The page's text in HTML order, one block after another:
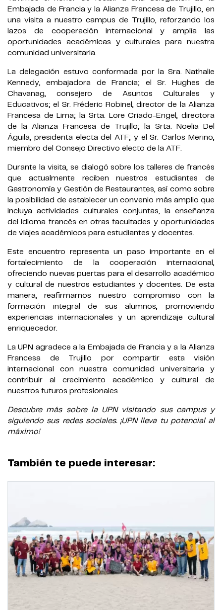
Embajada de Francia y la Alianza Francesa de Trujillo, en
una visita a nuestro campus de Trujillo, reforzando los
lazos de cooperación internacional y amplía las
oportunidades académicas y culturales para nuestra
comunidad universitaria.
La delegación estuvo conformada por la Sra. Nathalie
Kennedy, embajadora de Francia; el Sr. Hughes de
Chavanag, consejero de Asuntos Culturales y
Educativos; el Sr. Fréderic Robinel, director de la Alianza
Francesa de Lima; la Srta. Lore Criado-Engel, directora
de la Alianza Francesa de Trujillo; la Srta. Noelia Del
Águila, presidenta electa del ATF; y el Sr. Carlos Merino,
miembro del Consejo Directivo electo de la ATF.
Durante la visita, se dialogó sobre los talleres de francés
que actualmente reciben nuestros estudiantes de
Gastronomía y Gestión de Restaurantes, así como sobre
la posibilidad de establecer un convenio más amplio que
incluya actividades culturales conjuntas, la enseñanza
del idioma francés en otras facultades y oportunidades
de viajes académicos para estudiantes y docentes.
Este encuentro representa un paso importante en el
fortalecimiento de la cooperación internacional,
ofreciendo nuevas puertas para el desarrollo académico
y cultural de nuestros estudiantes y docentes. De esta
manera, reafirmarnos nuestro compromiso con la
formación integral de sus alumnos, promoviendo
experiencias internacionales y un aprendizaje cultural
enriquecedor.
La UPN agradece a la Embajada de Francia y a la Alianza
Francesa de Trujillo por compartir esta visión
internacional con nuestra comunidad universitaria y
contribuir al crecimiento académico y cultural de
nuestros futuros profesionales.
Descubre más sobre la UPN visitando sus campus y
siguiendo sus redes sociales. ¡UPN lleva tu potencial al
máximo!
También te puede interesar: